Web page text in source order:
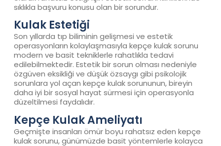
sıklıkla başvuru konusu olan bir sorundur.
Kulak Estetiği
Son yıllarda tıp biliminin gelişmesi ve estetik
operasyonların kolaylaşmasıyla kepçe kulak sorunu
modern ve basit tekniklerle rahatlıkla tedavi
edilebilmektedir. Estetik bir sorun olması nedeniyle
özgüven eksikliği ve düşük özsaygı gibi psikolojik
sorunlara yol açan kepçe kulak sorununun, bireyin
daha iyi bir sosyal hayat sürmesi için operasyonla
düzeltilmesi faydalıdır.
Kepçe Kulak Ameliyatı
Geçmişte insanları ömür boyu rahatsız eden kepçe
kulak sorunu, günümüzde basit yöntemlerle kolayca